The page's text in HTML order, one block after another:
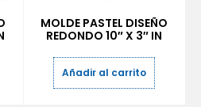
MOLDE PASTEL DISEÑO
REDONDO 10″ X 3″ IN
Añadir al carrito